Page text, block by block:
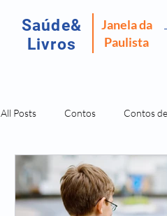
Saúde&
Livros
Janela da
Paulista
All Posts Contos Contos
Recordar É Viver